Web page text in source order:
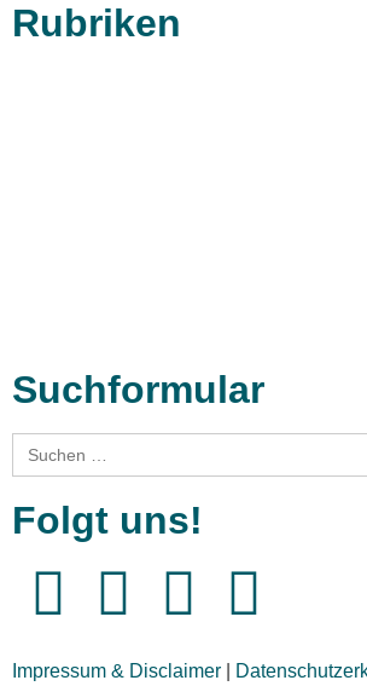
Rubriken
Suchformular
Search
for:
Folgt uns!
Impressum & Disclaimer